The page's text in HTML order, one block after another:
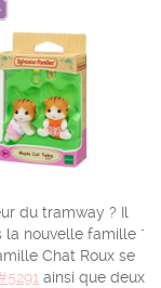
du tramway ? Il
la nouvelle famille "
Chat Roux se
ainsi que deux